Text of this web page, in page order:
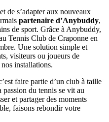
de s’adapter aux nouveaux
partenaire d’Anybuddy,
de sport. Grâce à Anybuddy,
Tennis Club de Craponne en
Une solution simple et
visiteurs ou joueurs de
installations.
faire partie d’un club à taille
passion du tennis se vit au
et partager des moments
faisons rebondir votre